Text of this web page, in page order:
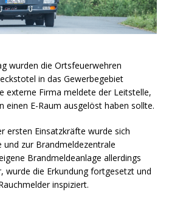
wurden die Ortsfeuerwehren
in das Gewerbegebiet
externe Firma meldete der Leitstelle,
einen E-Raum ausgelöst haben sollte.
ersten Einsatzkräfte wurde sich
und zur Brandmeldezentrale
Brandmeldeanlage allerdings
wurde die Erkundung fortgesetzt und
inspiziert.